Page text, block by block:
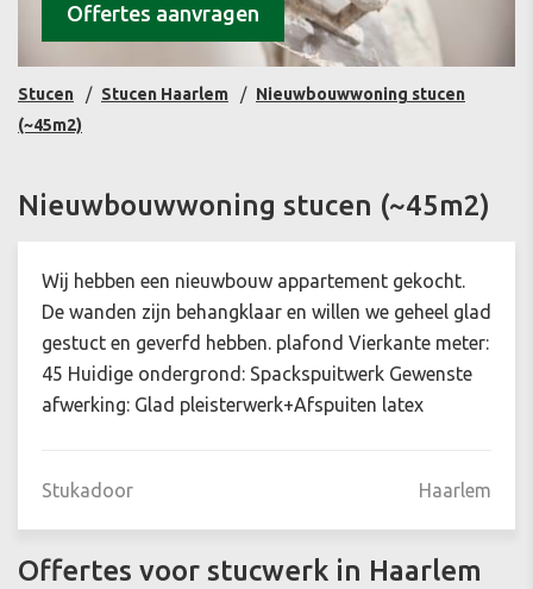
Offertes aanvragen
Stucen Stucen Haarlem
Nieuwbouwwoning stucen
(~45m2)
Nieuwbouwwoning stucen (~45m2)
Wij hebben een nieuwbouw appartement gekocht.
De wanden zijn behangklaar en willen we geheel glad
gestuct en geverfd hebben. plafond Vierkante meter:
45 Huidige ondergrond: Spackspuitwerk Gewenste
afwerking: Glad pleisterwerk+Afspuiten latex
Stukadoor Haarlem
Offertes voor stucwerk in Haarlem